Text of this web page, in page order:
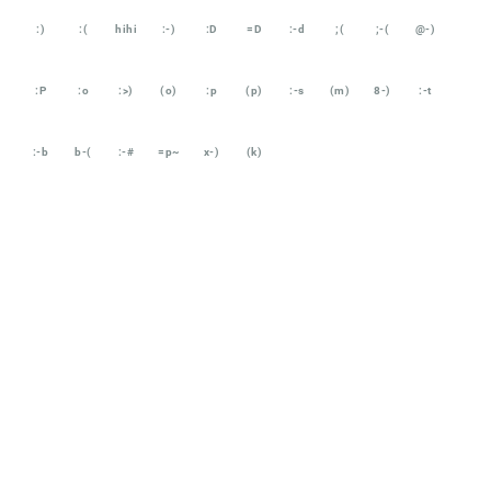
:) :( hihi :-) :D =D :-d ;( ;-( @-)
:P :o :>) (o) :p (p) :-s (m) 8-) :-t
:-b b-( :-# =p~ x-) (k)